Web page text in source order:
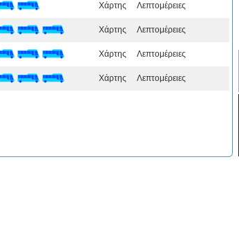
Χάρτης Λεπτομέρειες
Χάρτης Λεπτομέρειες
Χάρτης Λεπτομέρειες
Χάρτης Λεπτομέρειες